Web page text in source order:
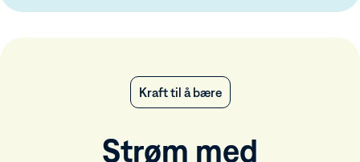
Kraft til å bære
Strøm med